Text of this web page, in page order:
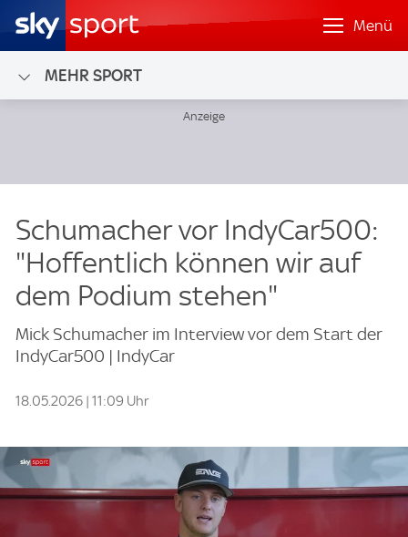
Menü
MEHR SPORT
Schumacher vor IndyCar500:
"Hoffentlich können wir auf
dem Podium stehen"
Mick Schumacher im Interview vor dem Start der
IndyCar500 | IndyCar
18.05.2026 | 11:09 Uhr